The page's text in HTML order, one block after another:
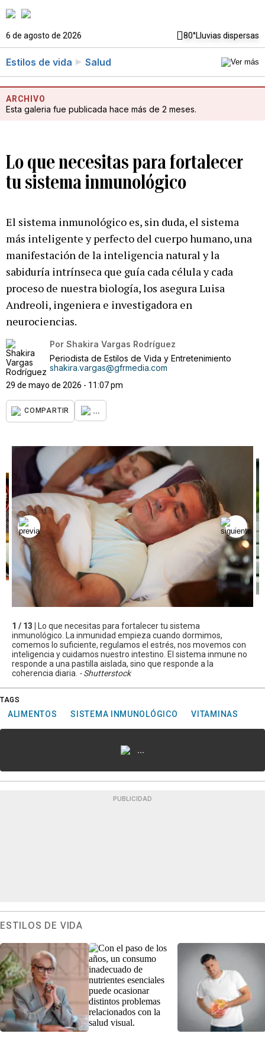
6 de agosto de 2026 80°Lluvias dispersas
Estilos de vida Salud
ARCHIVO
Esta galeria fue publicada hace más de 2 meses.
Lo que necesitas para fortalecer
tu sistema inmunológico
El sistema inmunológico es, sin duda, el sistema
más inteligente y perfecto del cuerpo humano, una
manifestación de la inteligencia natural y la
sabiduría intrínseca que guía cada célula y cada
proceso de nuestra biología, los asegura Luisa
Andreoli, ingeniera e investigadora en
neurociencias.
Por Shakira Vargas Rodríguez
Periodista de Estilos de Vida y Entretenimiento
shakira.vargas@gfrmedia.com
29 de mayo de 2026 - 11:07 pm
COMPARTIR ...
1 / 13 |
Lo que necesitas para fortalecer tu sistema
inmunológico. La inmunidad empieza cuando dormimos,
comemos lo suficiente, regulamos el estrés, nos movemos con
inteligencia y cuidamos nuestro intestino. El sistema inmune no
responde a una pastilla aislada, sino que responde a la
coherencia diaria. - Shutterstock
TAGS
ALIMENTOS SISTEMA INMUNOLÓGICO VITAMINAS
...
PUBLICIDAD
ESTILOS DE VIDA